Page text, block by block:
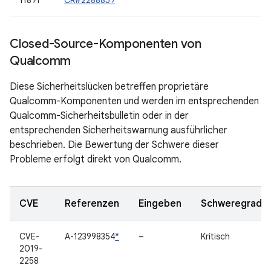
Closed-Source-Komponenten von
Qualcomm
Diese Sicherheitslücken betreffen proprietäre
Qualcomm-Komponenten und werden im entsprechenden
Qualcomm-Sicherheitsbulletin oder in der
entsprechenden Sicherheitswarnung ausführlicher
beschrieben. Die Bewertung der Schwere dieser
Probleme erfolgt direkt von Qualcomm.
CVE Referenzen Eingeben Schweregrad
CVE-
2019-
2258
A-123998354* – Kritisch